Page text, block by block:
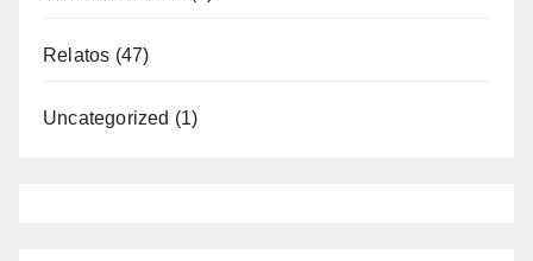
Relatos (47)
Uncategorized (1)